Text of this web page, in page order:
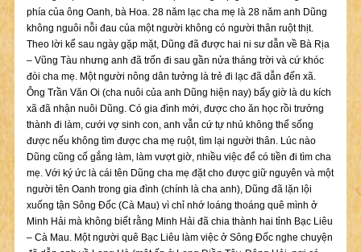
phía của ông Oanh, bà Hoa. 28 năm lạc cha mẹ là 28 năm anh Dũng
không nguôi nỗi đau của một người không có người thân ruột thịt.
Theo lời kể sau ngày gặp mặt, Dũng đã được hai ni sư dẫn về Bà Rịa
– Vũng Tàu nhưng anh đã trốn đi sau gần nửa tháng trời và cứ khóc
đòi cha mẹ. Một người nông dân tưởng là trẻ đi lạc đã dẫn đến xã.
Ông Trần Văn Oi (cha nuôi của anh Dũng hiện nay) bấy giờ là du kích
xã đã nhận nuôi Dũng. Có gia đình mới, được cho ăn học rồi trưởng
thành đi làm, cưới vợ sinh con, anh vẫn cứ tự nhủ không thể sống
được nếu không tìm được cha mẹ ruột, tìm lại người thân. Lúc nào
Dũng cũng cố gắng làm, làm vượt giờ, nhiều việc để có tiền đi tìm cha
mẹ. Với ký ức là cái tên Dũng cha mẹ đặt cho được giữ nguyên và một
người tên Oanh trong gia đình (chính là cha anh), Dũng đã lặn lội
xuống tận Sông Đốc (Cà Mau) vì chỉ nhớ loáng thoáng quê mình ở
Minh Hải mà không biết rằng Minh Hải đã chia thành hai tỉnh Bạc Liêu
– Cà Mau. Một người quê Bạc Liêu làm việc ở Sông Đốc nghe chuyện